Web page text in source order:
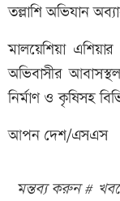
তল্লাশি অভিযান
মালয়েশিয়া
অভিবাসীর
নির্মাণ ও কৃষিসহ
আপন দেশ/এসএস
মন্তব্য করুন #